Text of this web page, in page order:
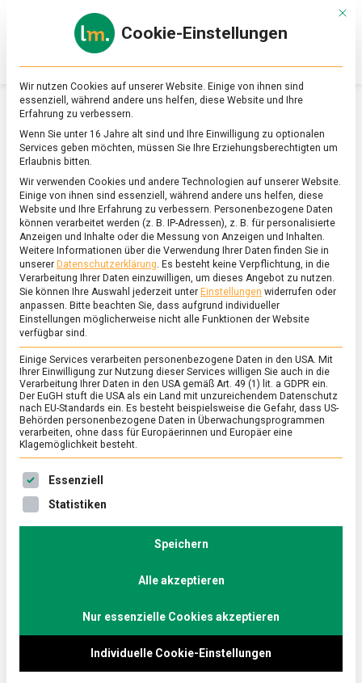
Online-
Magazin
zu
&
Ernährung
SCHLAGWORT:TAKE-AWAY
ERNÄHRUNG & GESUNDHEIT /FEATURED/WIRTSCHAFT
Wiedersehen macht Freude –
Mehrwegangebot und Pfandsysteme
20. Oktober 2023
–
Ob To-go, Take-away oder Essen vom Lieferservice
– Genuss hinterlässt oftmals einen Abfallberg.
Gegen diesen wendet sich seit Anfang des Jahres
Gesetz. Lebensmittelmagazin.de hat sich mit dem
Gastronomie, Recup, unterhalten.
Mit
Cookie-Einstellungen
Wir nutzen Cookies auf unserer Website. Einige von ihnen sind
essenziell, während andere uns helfen, diese Website und Ihre
Erfahrung zu verbessern.
Wenn Sie unter 16 Jahre alt sind und Ihre Einwilligung zu optionalen
Services geben möchten, müssen Sie Ihre Erziehungsberechtigten um
Erlaubnis bitten.
Wir verwenden Cookies und andere Technologien auf unserer Website.
Einige von ihnen sind essenziell, während andere uns helfen, diese
Website und Ihre Erfahrung zu verbessern. Personenbezogene Daten
können verarbeitet werden (z. B. IP-Adressen), z. B. für personalisierte
Anzeigen und Inhalte oder die Messung von Anzeigen und Inhalten.
Weitere Informationen über die Verwendung Ihrer Daten finden Sie in
unserer Datenschutzerklärung. Es besteht keine Verpflichtung, in die
Verarbeitung Ihrer Daten einzuwilligen, um dieses Angebot zu nutzen.
Sie können Ihre Auswahl jederzeit unter Einstellungen widerrufen oder
anpassen. Bitte beachten Sie, dass aufgrund individueller
Einstellungen möglicherweise nicht alle Funktionen der Website
verfügbar sind.
Einige Services verarbeiten personenbezogene Daten in den USA. Mit
Ihrer Einwilligung zur Nutzung dieser Services willigen Sie auch in die
Verarbeitung Ihrer Daten in den USA gemäß Art. 49 (1) lit. a GDPR ein.
Der EuGH stuft die USA als ein Land mit unzureichendem Datenschutz
nach EU-Standards ein. Es besteht beispielsweise die Gefahr, dass US-
Behörden personenbezogene Daten in Überwachungsprogrammen
verarbeiten, ohne dass für Europäerinnen und Europäer eine
Klagemöglichkeit besteht.
Es folgt eine Liste der Service-Gruppen, für die eine
Essenziell
Statistiken
Speichern
Alle akzeptieren
Nur essenzielle Cookies akzeptieren
Individuelle Cookie-Einstellungen